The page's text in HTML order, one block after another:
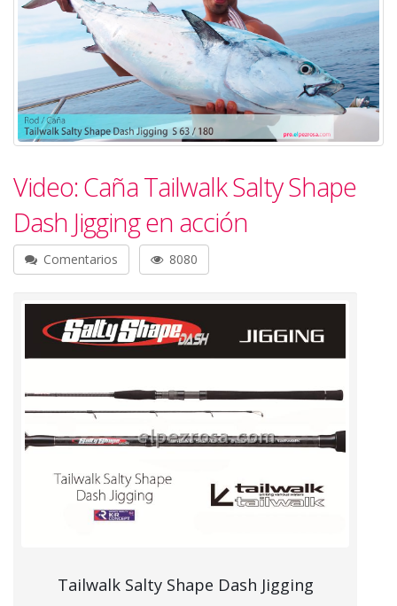
Video: Caña Tailwalk Salty Shape
Dash Jigging en acción
Comentarios 8080
Tailwalk Salty Shape Dash Jigging